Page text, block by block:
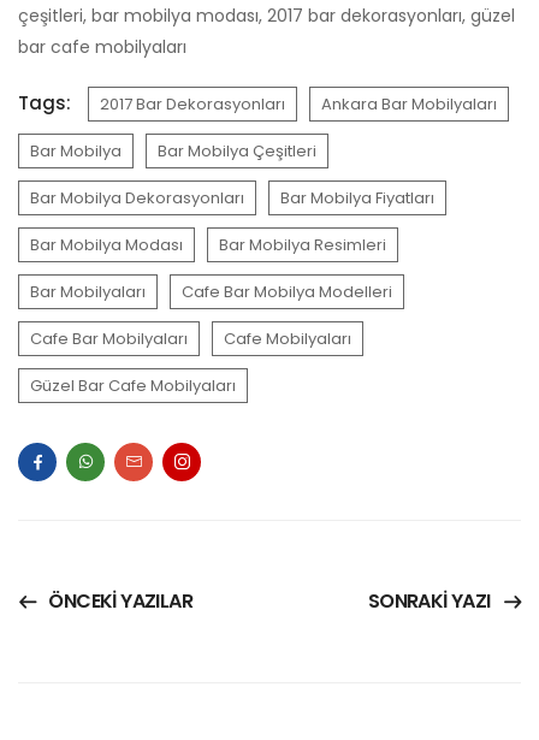
çeşitleri, bar mobilya modası, 2017 bar dekorasyonları, güzel
bar cafe mobilyaları
Tags: 2017 Bar Dekorasyonları Ankara Bar Mobilyaları
Bar Mobilya Bar Mobilya Çeşitleri
Bar Mobilya Dekorasyonları Bar Mobilya Fiyatları
Bar Mobilya Modası Bar Mobilya Resimleri
Bar Mobilyaları Cafe Bar Mobilya Modelleri
Cafe Bar Mobilyaları Cafe Mobilyaları
Güzel Bar Cafe Mobilyaları
ÖNCEKI YAZILAR SONRAKI YAZI